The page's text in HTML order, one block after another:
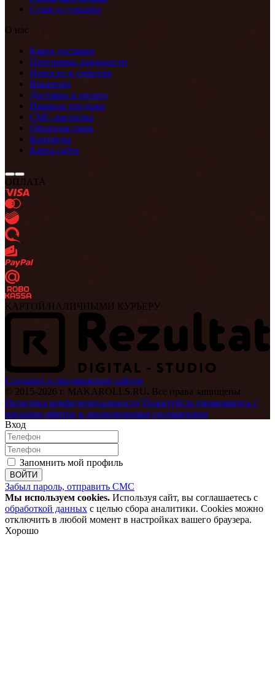
Суши и гунканы
О нас
Карта доставки
Программа лояльности
Новости и события
Вакансии
Доставка и оплата
Правила продажи
СМС-рассылка
Обратная связь
Контакты
Карта сайта
ОПЛАТА
КАРТОЙ/НАЛИЧНЫМИ КУРЬЕРУ
Создание и продвижение сайтов
© 2015-2026 г. MAKAROLLS.RU. Все права защищены
Политика конфиденциальности Пожалуйста ознакомьтесь с
письмом оферты и лицензионным соглашением
Вход
Запомнить мой профиль
ВОЙТИ
Забыл пароль, отправить СМС
Мы используем cookies. Используя сайт, вы соглашаетесь с
обработкой данных с целью сбора аналитики. Cookies можно
отключить в любой момент в настройках вашего браузера.
Хорошо